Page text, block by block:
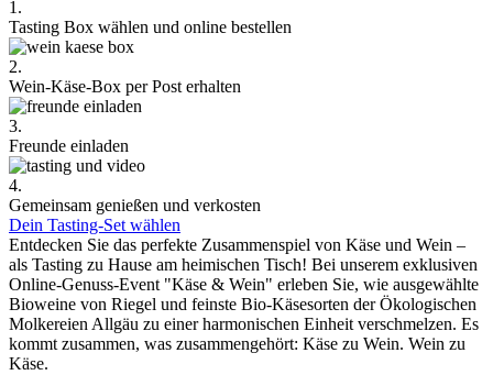
1.
Tasting Box wählen und online bestellen
2.
Wein-Käse-Box per Post erhalten
3.
Freunde einladen
4.
Gemeinsam genießen und verkosten
Dein Tasting-Set wählen
Entdecken Sie das perfekte Zusammenspiel von Käse und Wein –
als Tasting zu Hause am heimischen Tisch! Bei unserem exklusiven
Online-Genuss-Event "Käse & Wein" erleben Sie, wie ausgewählte
Bioweine von Riegel und feinste Bio-Käsesorten der Ökologischen
Molkereien Allgäu zu einer harmonischen Einheit verschmelzen. Es
kommt zusammen, was zusammengehört: Käse zu Wein. Wein zu
Käse.